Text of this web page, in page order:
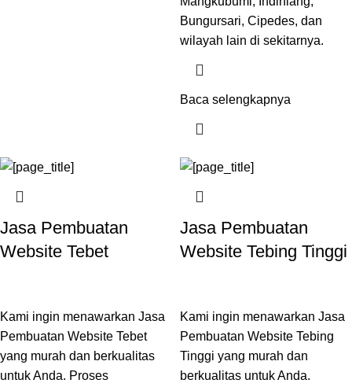
Bungursari, Cipedes, dan
wilayah lain di sekitarnya.
Baca selengkapnya
Jasa Pembuatan
Website Tebet
Kami ingin menawarkan Jasa
Pembuatan Website Tebet
yang murah dan berkualitas
untuk Anda. Proses
Jasa Pembuatan
Website Tebing Tinggi
Kami ingin menawarkan Jasa
Pembuatan Website Tebing
Tinggi yang murah dan
berkualitas untuk Anda.